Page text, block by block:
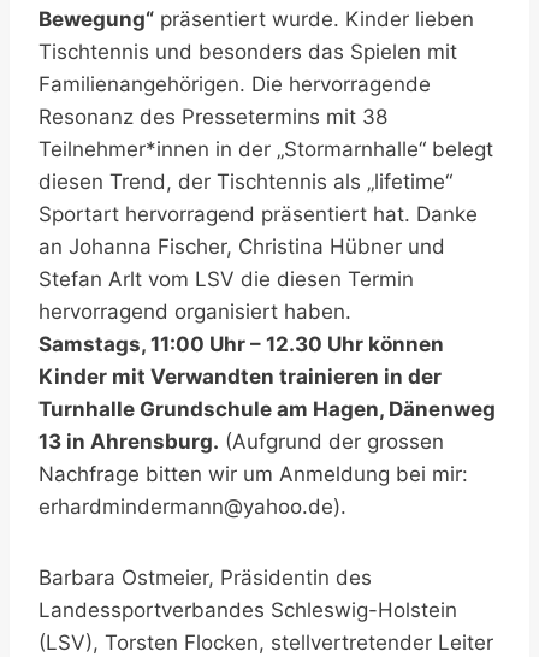
Bewegung“ präsentiert wurde. Kinder lieben
Tischtennis und besonders das Spielen mit
Familienangehörigen. Die hervorragende
Resonanz des Pressetermins mit 38
Teilnehmer*innen in der „Stormarnhalle“ belegt
diesen Trend, der Tischtennis als „lifetime“
Sportart hervorragend präsentiert hat. Danke
an Johanna Fischer, Christina Hübner und
Stefan Arlt vom LSV die diesen Termin
hervorragend organisiert haben.
Samstags, 11:00 Uhr – 12.30 Uhr können
Kinder mit Verwandten trainieren in der
Turnhalle Grundschule am Hagen, Dänenweg
13 in Ahrensburg. (Aufgrund der grossen
Nachfrage bitten wir um Anmeldung bei mir:
erhardmindermann@yahoo.de).
Barbara Ostmeier, Präsidentin des
Landessportverbandes Schleswig-Holstein
(LSV), Torsten Flocken, stellvertretender Leiter